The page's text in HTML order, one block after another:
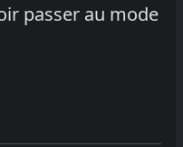
passer au mode